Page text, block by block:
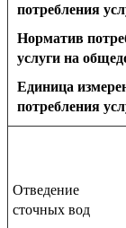
потребления
Норматив
услуги на
Единица
потребления
Отведение
сточных вод